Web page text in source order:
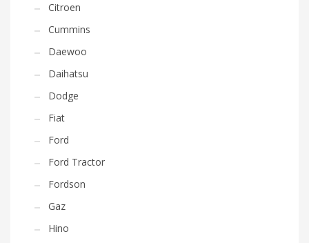
Citroen
Cummins
Daewoo
Daihatsu
Dodge
Fiat
Ford
Ford Tractor
Fordson
Gaz
Hino